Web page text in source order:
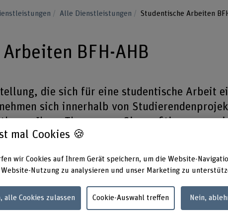
Alle Dienstleistungen Studentische Arbeiten
BFH-AHB
die sich für eine studentische Arbeit
sich innerhalb von
Ihren Themen an. Sie profitieren von
Lösung.
Jetzt Kontakt aufnehmen.
profitieren
mal Cookies 🍪
wir Cookies auf Ihrem Gerät speichern, um die Website-
Nutzung zu analysieren und unser Marketing zu
alle Cookies zulassen Cookie-Auswahl treffen Nein,